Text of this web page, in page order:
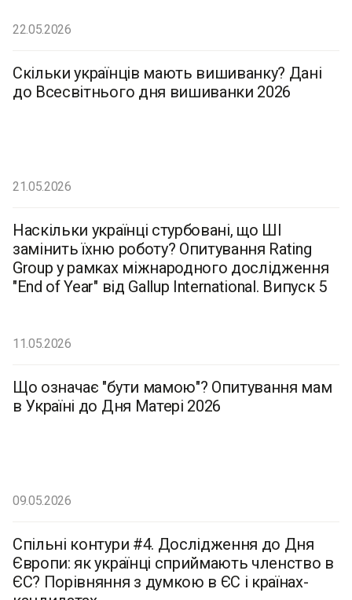
22.05.2026
Скільки українців мають вишиванку? Дані
до Всесвітнього дня вишиванки 2026
21.05.2026
Наскільки українці стурбовані, що ШІ
замінить їхню роботу? Опитування Rating
Group у рамках міжнародного дослідження
"End of Year" від Gallup International. Випуск 5
11.05.2026
Що означає "бути мамою"? Опитування мам
в Україні до Дня Матері 2026
09.05.2026
Спільні контури #4. Дослідження до Дня
Європи: як українці сприймають членство в
ЄС? Порівняння з думкою в ЄС і країнах-